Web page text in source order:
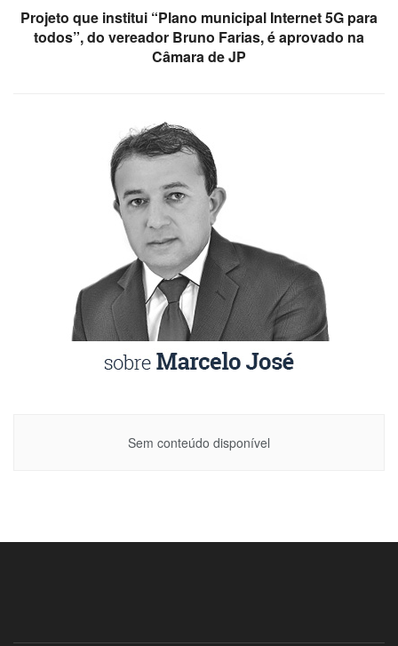
Projeto que institui “Plano municipal Internet 5G para
todos”, do vereador Bruno Farias, é aprovado na
Câmara de JP
Sem conteúdo disponível